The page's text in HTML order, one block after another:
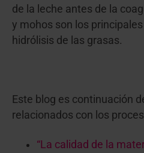
de la leche antes de la
y mohos son los
hidrólisis de las grasas.
Este blog es continuación
relacionados con los
“La calidad de la